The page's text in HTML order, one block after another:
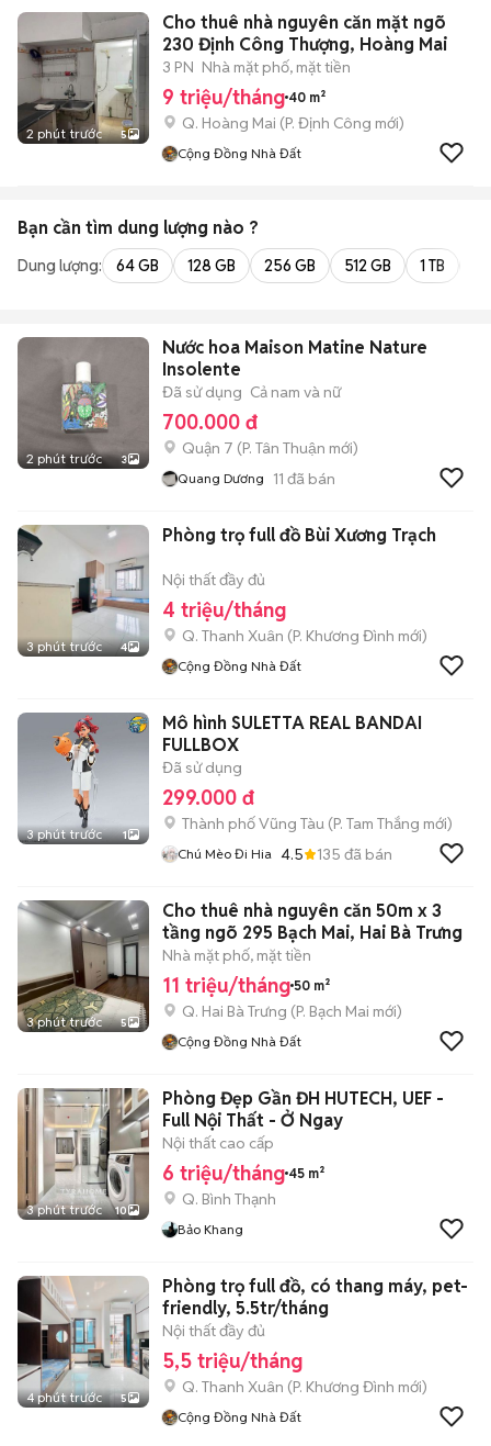
2 phút trước 5
Cho thuê nhà nguyên căn mặt ngõ
230 Định Công Thượng, Hoàng Mai
3 PN Nhà mặt phố, mặt tiền
9 triệu/tháng 40 m²
Q. Hoàng Mai (P. Định Công mới)
Cộng Đồng Nhà Đất
Bạn cần tìm dung lượng nào ?
Dung lượng: 64 GB 128 GB 256 GB 512 GB 1 TB
2 phút trước 3
Nước hoa Maison Matine Nature
Insolente
Đã sử dụng Cả nam và nữ
700.000 đ
Quận 7 (P. Tân Thuận mới)
Quang Dương 11 đã bán
3 phút trước 4
Phòng trọ full đồ Bùi Xương Trạch
Nội thất đầy đủ
4 triệu/tháng
Q. Thanh Xuân (P. Khương Đình mới)
Cộng Đồng Nhà Đất
3 phút trước 1
Mô hình SULETTA REAL BANDAI
FULLBOX
Đã sử dụng
299.000 đ
Thành phố Vũng Tàu (P. Tam Thắng mới)
Chú Mèo Đi Hia 4.5 135 đã bán
3 phút trước 5
Cho thuê nhà nguyên căn 50m x 3
tầng ngõ 295 Bạch Mai, Hai Bà Trưng
Nhà mặt phố, mặt tiền
11 triệu/tháng 50 m²
Q. Hai Bà Trưng (P. Bạch Mai mới)
Cộng Đồng Nhà Đất
3 phút trước 10
Phòng Đẹp Gần ĐH HUTECH, UEF -
Full Nội Thất - Ở Ngay
Nội thất cao cấp
6 triệu/tháng 45 m²
Q. Bình Thạnh
Bảo Khang
4 phút trước 5
Phòng trọ full đồ, có thang máy, pet-
friendly, 5.5tr/tháng
Nội thất đầy đủ
5,5 triệu/tháng
Q. Thanh Xuân (P. Khương Đình mới)
Cộng Đồng Nhà Đất